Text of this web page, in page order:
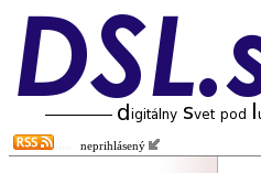
neprihlásený